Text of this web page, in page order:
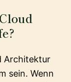
Architektur
sein. Wenn